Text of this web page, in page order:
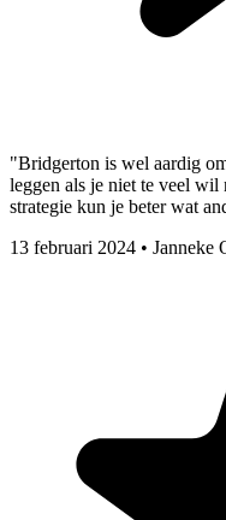
"Bridgerton is wel aardig
leggen als je niet te veel wil
strategie kun je beter wat
13 februari 2024 • Janneke